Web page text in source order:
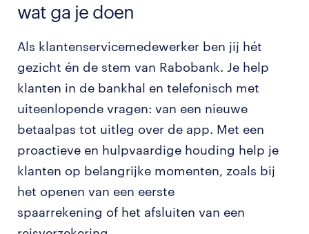
wat ga je doen
Als klantenservicemedewerker ben jij hét
gezicht én de stem van Rabobank. Je help
klanten in de bankhal en telefonisch met
uiteenlopende vragen: van een nieuwe
betaalpas tot uitleg over de app. Met een
proactieve en hulpvaardige houding help je
klanten op belangrijke momenten, zoals bij
het openen van een eerste
spaarrekening of het afsluiten van een